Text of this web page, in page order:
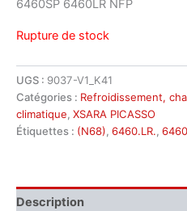
6460SP 6460LR NFP
Rupture de stock
UGS : 9037-V1_K41
Catégories : Refroidissement,
climatique, XSARA PICASSO
Étiquettes : (N68), 6460.LR.,
Description